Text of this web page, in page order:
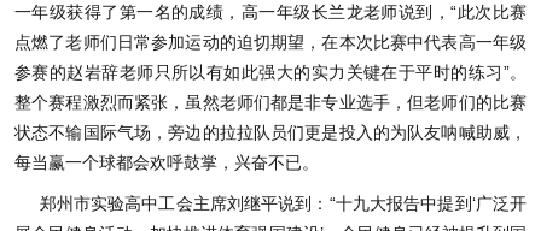
一年级获得了第一名的成绩，高一年级长兰龙老师说到，“此次比赛
点燃了老师们日常参加运动的迫切期望，在本次比赛中代表高一年级
参赛的赵岩辞老师只所以有如此强大的实力关键在于平时的练习”。
整个赛程激烈而紧张，虽然老师们都是非专业选手，但老师们的比赛
状态不输国际气场，旁边的拉拉队员们更是投入的为队友呐喊助威，
每当赢一个球都会欢呼鼓掌，兴奋不已。
郑州市实验高中工会主席刘继平说到：“十九大报告中提到‘广泛开